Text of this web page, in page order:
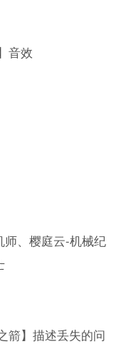
音效
、樱庭云-机械纪
箭】描述丢失的问